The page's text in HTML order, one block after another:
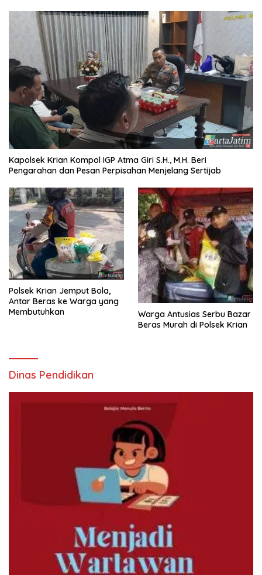
Kapolsek Krian Kompol IGP Atma Giri S.H., M.H. Beri
Pengarahan dan Pesan Perpisahan Menjelang Sertijab
Polsek Krian Jemput Bola,
Antar Beras ke Warga yang
Membutuhkan
Warga Antusias Serbu Bazar
Beras Murah di Polsek Krian
Dinas Pendidikan